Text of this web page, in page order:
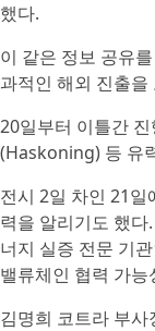
했다.
이 같은 정보 공유
과적인 해외 진출을
20일부터 이틀간
(Haskoning) 등 유
전시 2일 차인 21
력을 알리기도 했
너지 실증 전문 기
밸류체인 협력 가
김명희 코트라 부